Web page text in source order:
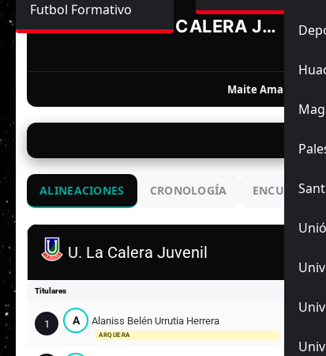
Futbol Formativo
U. LA CALERA JUVENIL
Maite Amanda
ALINEACIONES CRONOLOGÍA
U. La Calera Juvenil
Titulares
1 A Alaniss Belén Urrutia Herrera
ARQUERA